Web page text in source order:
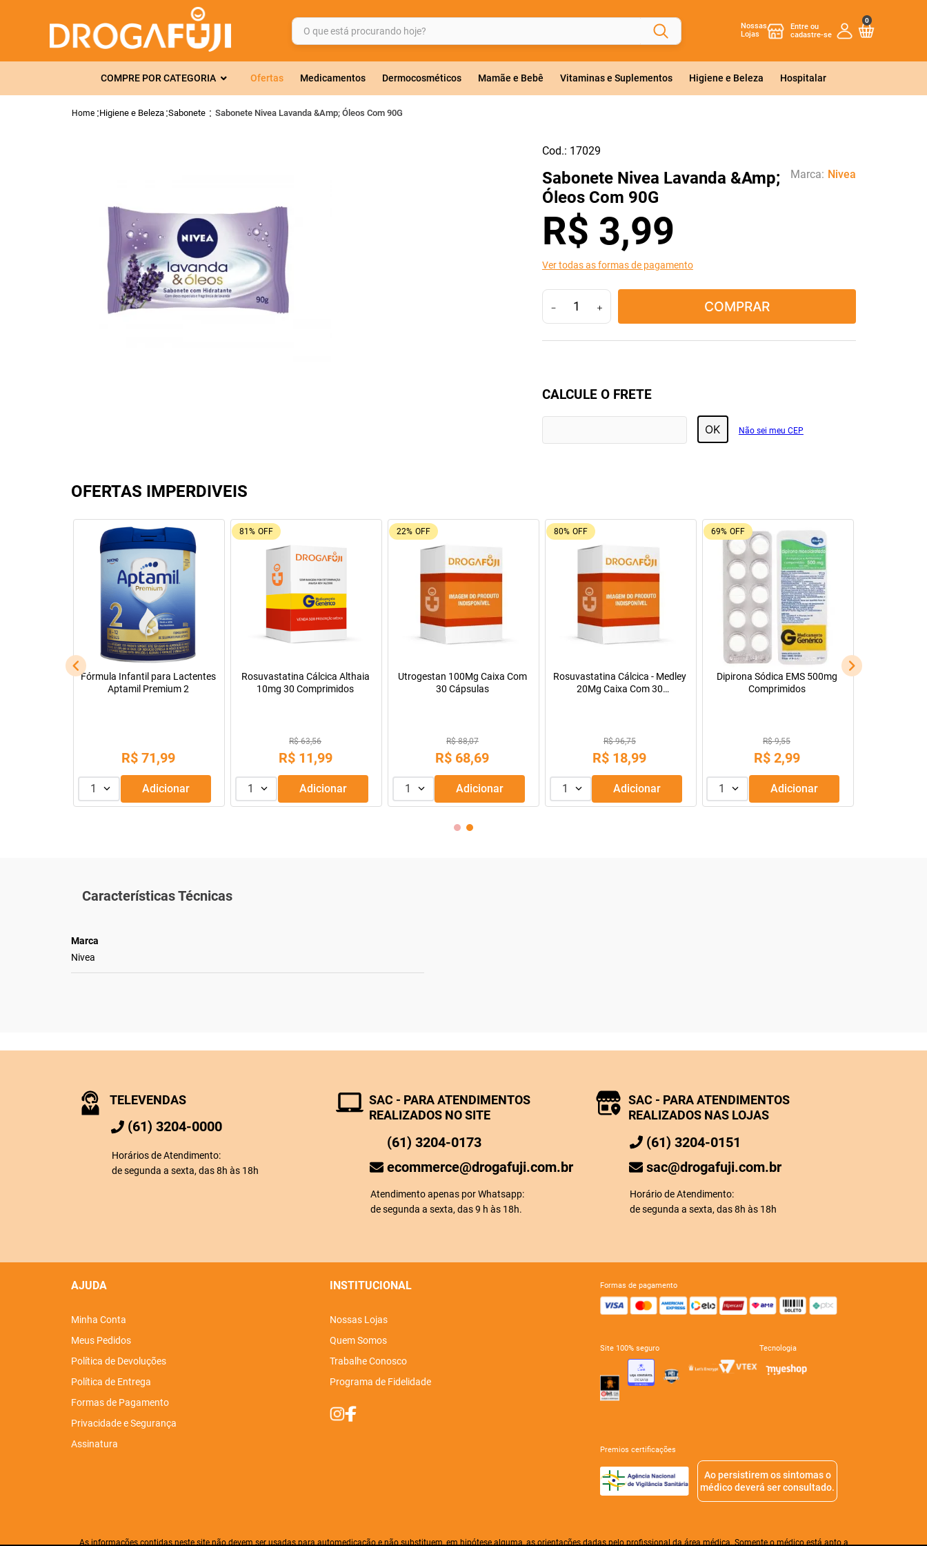
O que está procurando hoje?
Nossas
Lojas
0
COMPRE POR CATEGORIA Ofertas Medicamentos Dermocosméticos Mamãe e Bebê Vitaminas e Suplementos Higiene e Beleza Hospitalar
Higiene e Beleza Sabonete Sabonete Nivea Lavanda &Amp; Óleos Com 90G
Cod.: 17029
Sabonete Nivea Lavanda &Amp;
Óleos Com 90G
Marca: Nivea
R$ 3,99
Ver todas as formas de pagamento
＋
－ COMPRAR
CALCULE O FRETE
OK Não sei meu CEP
OFERTAS IMPERDIVEIS
Fórmula Infantil para Lactentes
Aptamil Premium 2
R$ 71,99
1 Adicionar
81% OFF
Rosuvastatina Cálcica Althaia
10mg 30 Comprimidos
R$ 63,56
R$ 11,99
1 Adicionar
22% OFF
Utrogestan 100Mg Caixa Com
30 Cápsulas
R$ 88,07
R$ 68,69
1 Adicionar
80% OFF
Rosuvastatina Cálcica - Medley
20Mg Caixa Com 30
R$ 96,75
R$ 18,99
1 Adicionar
69% OFF
Dipirona Sódica EMS 500mg
Comprimidos
R$ 9,55
R$ 2,99
1 Adicionar
Características Técnicas
Marca
Nivea
TELEVENDAS
(61) 3204-0000
Horários de Atendimento:
de segunda a sexta, das 8h às 18h
SAC - PARA ATENDIMENTOS
REALIZADOS NO SITE
(61) 3204-0173
ecommerce@drogafuji.com.br
Atendimento apenas por Whatsapp:
de segunda a sexta, das 9 h às 18h.
SAC - PARA ATENDIMENTOS
REALIZADOS NAS LOJAS
(61) 3204-0151
sac@drogafuji.com.br
Horário de Atendimento:
de segunda a sexta, das 8h às 18h
AJUDA
Minha Conta
Meus Pedidos
Política de Devoluções
Política de Entrega
Formas de Pagamento
Privacidade e Segurança
Assinatura
INSTITUCIONAL
Nossas Lojas
Quem Somos
Trabalhe Conosco
Programa de Fidelidade
formas de pagamento
site 100% seguro tecnologia
premios certificações
Ao persistirem os sintomas o
médico deverá ser consultado.
As informações contidas neste site não devem ser usadas para automedicação e não substituem, em hipótese alguma, as orientações dadas pelo profissional da área médica. Somente o médico está apto a
TERMOS MAIS BUSCADOS
2º
gelmax
shampoo
dipirona
º
fraldas geriátricas
º
tadalafila
10º lola